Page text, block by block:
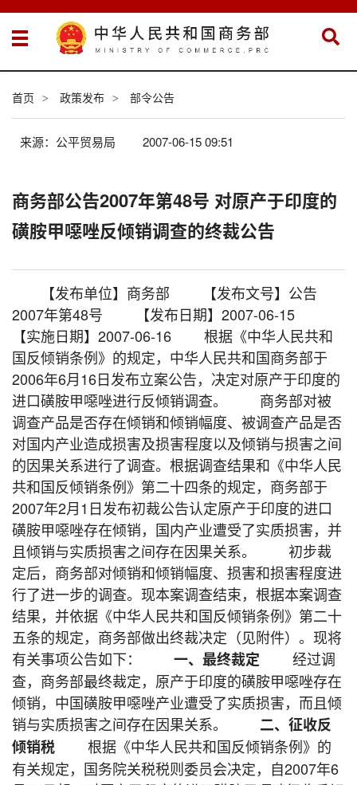
首页 > 政策发布 > 部令公告
来源：公平贸易局 2007-06-15 09:51
商务部公告2007年第48号 对原产于印度的
磺胺甲噁唑反倾销调查的终裁公告
【发布单位】商务部 【发布文号】公告
2007年第48号 【发布日期】2007-06-15
【实施日期】2007-06-16 根据《中华人民共和
国反倾销条例》的规定，中华人民共和国商务部于
2006年6月16日发布立案公告，决定对原产于印度的
进口磺胺甲噁唑进行反倾销调查。 商务部对被
调查产品是否存在倾销和倾销幅度、被调查产品是否
对国内产业造成损害及损害程度以及倾销与损害之间
的因果关系进行了调查。根据调查结果和《中华人民
共和国反倾销条例》第二十四条的规定，商务部于
2007年2月1日发布初裁公告认定原产于印度的进口
磺胺甲噁唑存在倾销，国内产业遭受了实质损害，并
且倾销与实质损害之间存在因果关系。 初步裁
定后，商务部对倾销和倾销幅度、损害和损害程度进
行了进一步的调查。现本案调查结束，根据本案调查
结果，并依据《中华人民共和国反倾销条例》第二十
五条的规定，商务部做出终裁决定（见附件）。现将
有关事项公告如下： 一、最终裁定 经过调
查，商务部最终裁定，原产于印度的磺胺甲噁唑存在
倾销，中国磺胺甲噁唑产业遭受了实质损害，而且倾
销与实质损害之间存在因果关系。 二、征收反
倾销税 根据《中华人民共和国反倾销条例》的
有关规定，国务院关税税则委员会决定，自2007年6